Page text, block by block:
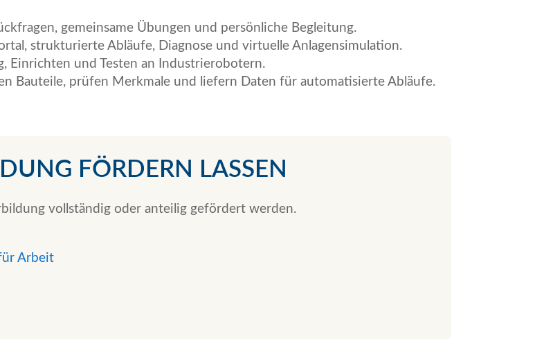
gemeinsame Übungen und persönliche Begleitung.
strukturierte Abläufe, Diagnose und virtuelle Anlagensimulation.
Einrichten und Testen an Industrierobotern.
Bauteile, prüfen Merkmale und liefern Daten für automatisierte Abläufe.
FÖRDERN LASSEN
vollständig oder anteilig gefördert werden.
Arbeit